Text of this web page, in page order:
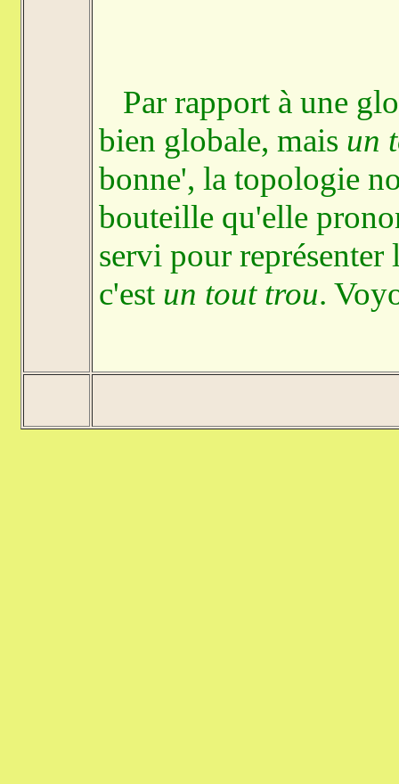
Par rapport à une
bien globale, mais un
bonne', la topologie
bouteille qu'elle
servi pour représenter
c'est un tout trou.